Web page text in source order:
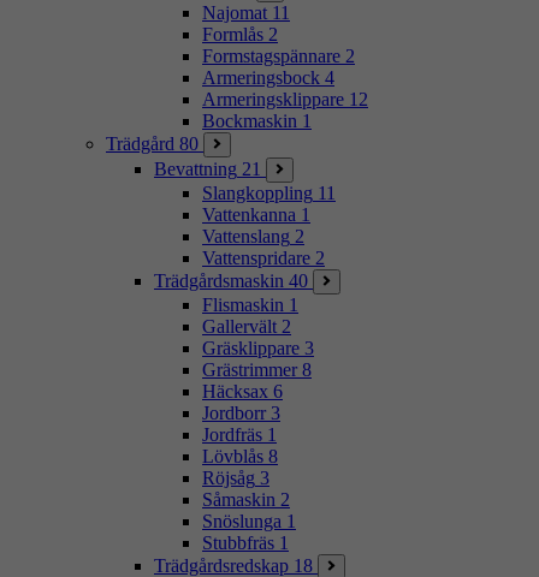
Najomat 11
Formlås 2
Formstagspännare 2
Armeringsbock 4
Armeringsklippare 12
Bockmaskin 1
Trädgård 80
Bevattning 21
Slangkoppling 11
Vattenkanna 1
Vattenslang 2
Vattenspridare 2
Trädgårdsmaskin 40
Flismaskin 1
Gallervält 2
Gräsklippare 3
Grästrimmer 8
Häcksax 6
Jordborr 3
Jordfräs 1
Lövblås 8
Röjsåg 3
Såmaskin 2
Snöslunga 1
Stubbfräs 1
Trädgårdsredskap 18